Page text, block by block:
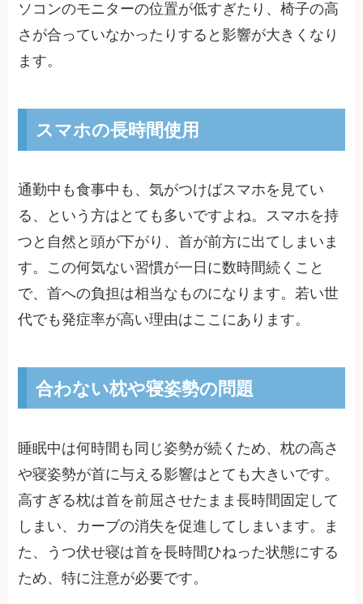
ソコンのモニターの位置が低すぎたり、椅子の高
さが合っていなかったりすると影響が大きくなり
ます。
スマホの長時間使用
通勤中も食事中も、気がつけばスマホを見てい
る、という方はとても多いですよね。スマホを持
つと自然と頭が下がり、首が前方に出てしまいま
す。この何気ない習慣が一日に数時間続くこと
で、首への負担は相当なものになります。若い世
代でも発症率が高い理由はここにあります。
合わない枕や寝姿勢の問題
睡眠中は何時間も同じ姿勢が続くため、枕の高さ
や寝姿勢が首に与える影響はとても大きいです。
高すぎる枕は首を前屈させたまま長時間固定して
しまい、カーブの消失を促進してしまいます。ま
た、うつ伏せ寝は首を長時間ひねった状態にする
ため、特に注意が必要です。